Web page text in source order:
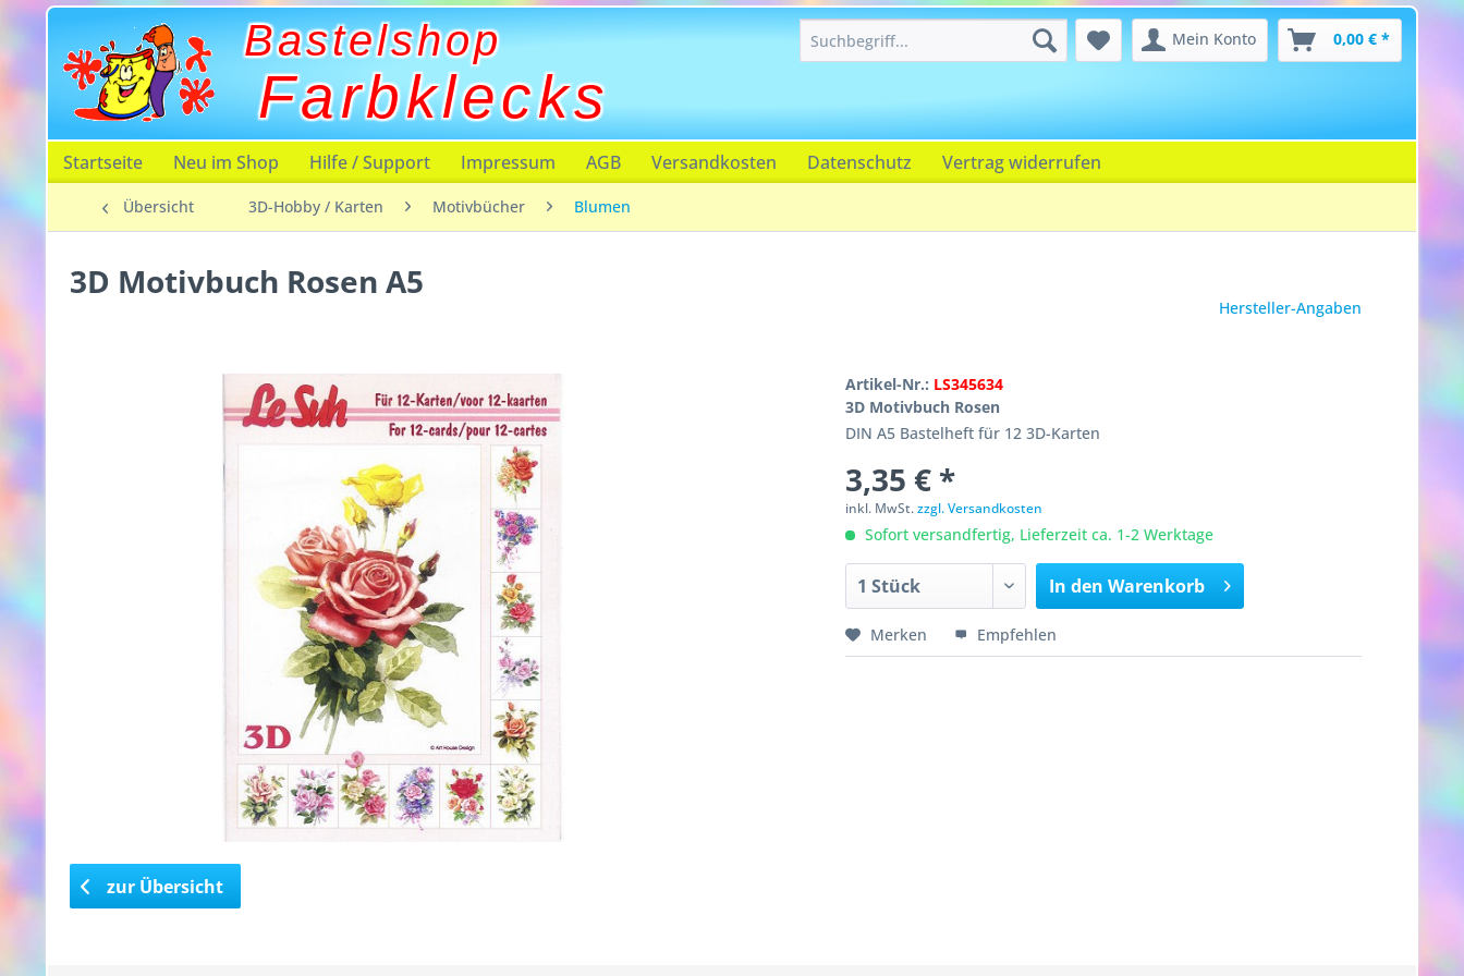
Bastelshop
Farbklecks
Mein Konto 0,00 € *
Startseite Neu im Shop Hilfe / Support Impressum AGB Versandkosten Datenschutz Vertrag widerrufen
Übersicht 3D-Hobby / Karten Motivbücher Blumen
3D Motivbuch Rosen A5
Hersteller-Angaben
Artikel-Nr.: LS345634
3D Motivbuch Rosen
DIN A5 Bastelheft für 12 3D-Karten
3,35 € *
inkl. MwSt.zzgl. Versandkosten
Sofort versandfertig, Lieferzeit ca. 1-2 Werktage
In den Warenkorb
Merken Empfehlen
zur Übersicht